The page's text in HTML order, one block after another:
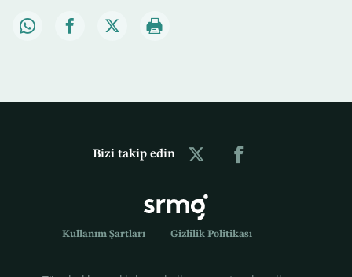
Bizi takip edin
Kullanım Şartları Gizlilik Politikası